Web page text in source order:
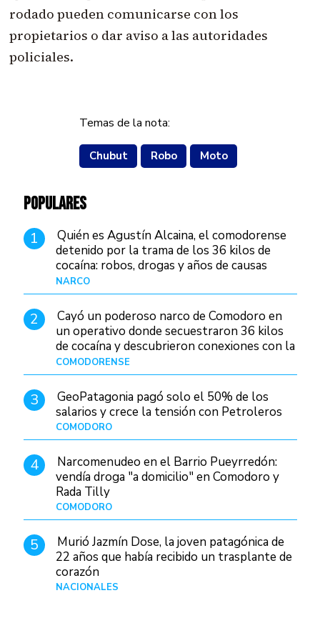
rodado pueden comunicarse con los
propietarios o dar aviso a las autoridades
policiales.
Temas de la nota:
Chubut Robo Moto
POPULARES
1
Quién es Agustín Alcaina, el comodorense
detenido por la trama de los 36 kilos de
cocaína: robos, drogas y años de causas
judiciales
NARCO
2
Cayó un poderoso narco de Comodoro en
un operativo donde secuestraron 36 kilos
de cocaína y descubrieron conexiones con la
Patagonia
COMODORENSE
3
GeoPatagonia pagó solo el 50% de los
salarios y crece la tensión con Petroleros
COMODORO
4
Narcomenudeo en el Barrio Pueyrredón:
vendía droga "a domicilio" en Comodoro y
Rada Tilly
COMODORO
5
Murió Jazmín Dose, la joven patagónica de
22 años que había recibido un trasplante de
corazón
NACIONALES